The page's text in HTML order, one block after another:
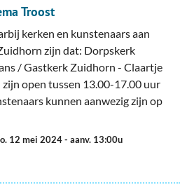
Troost
kerken en kunstenaars aan
zijn dat: Dorpskerk
/ Gastkerk Zuidhorn - Claartje
open tussen 13.00-17.00 uur
kunnen aanwezig zijn op
12 mei 2024- aanv. 13:00u